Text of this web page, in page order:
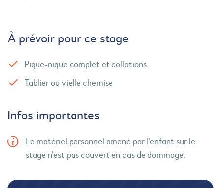
À prévoir pour ce stage
Pique-nique complet et collations
Tablier ou vielle chemise
Infos importantes
Le matériel personnel amené par l'enfant sur le
stage n'est pas couvert en cas de dommage.